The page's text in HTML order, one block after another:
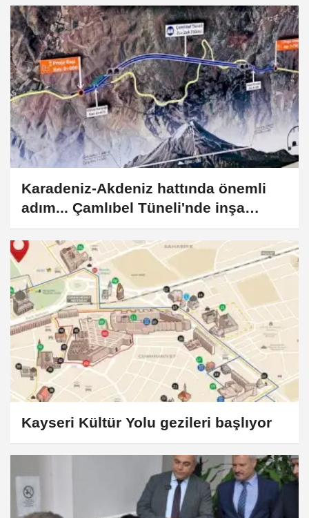
Karadeniz-Akdeniz hattında önemli
adım... Çamlıbel Tüneli'nde inşa
süreci başladı
Kayseri Kültür Yolu gezileri başlıyor